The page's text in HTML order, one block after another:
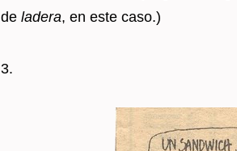
de la­de­ra, en este caso.)
3.